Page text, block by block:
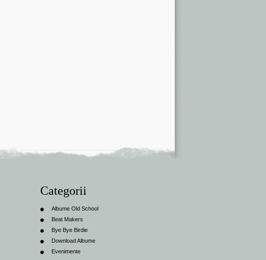
Categorii
Albume Old School
Beat Makers
Bye Bye Birdie
Download Albume
Evenimente